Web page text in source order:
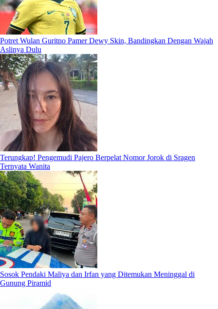
Potret Wulan Guritno Pamer Dewy Skin, Bandingkan Dengan Wajah
Aslinya Dulu
Terungkap! Pengemudi Pajero Berpelat Nomor Jorok di Sragen
Ternyata Wanita
Sosok Pendaki Maliya dan Irfan yang Ditemukan Meninggal di
Gunung Piramid